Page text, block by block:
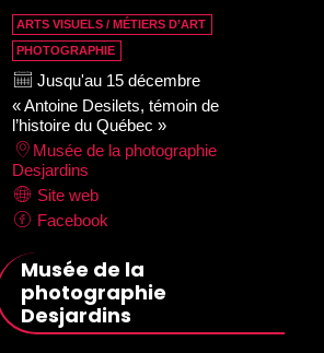
ARTS VISUELS / MÉTIERS D’ART
PHOTOGRAPHIE
Jusqu'au 15 décembre
« Antoine Desilets, témoin de
l’histoire du Québec »
Musée de la photographie
Desjardins
Site web
Facebook
Musée de la
photographie
Desjardins